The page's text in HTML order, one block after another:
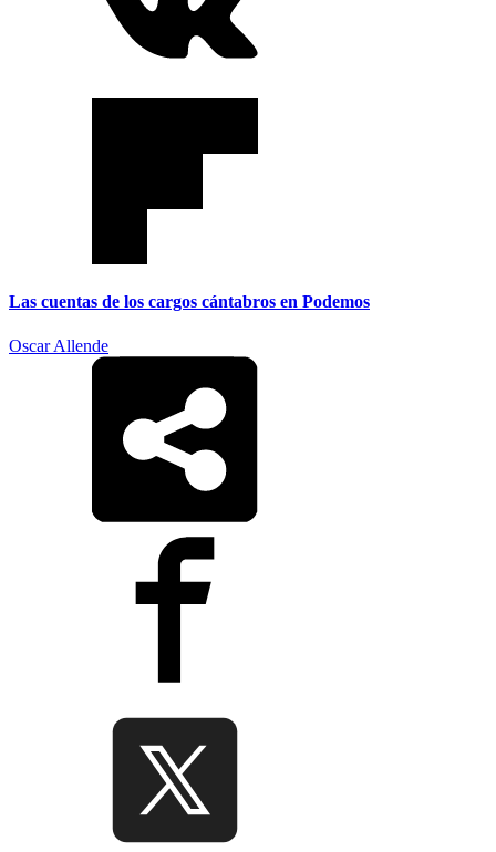
Las cuentas de los cargos cántabros en Podemos
Oscar Allende